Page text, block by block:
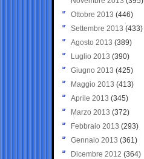
Ottobre 2013 (446)
Settembre 2013 (433)
Agosto 2013 (389)
Luglio 2013 (390)
Giugno 2013 (425)
Maggio 2013 (413)
Aprile 2013 (345)
Marzo 2013 (372)
Febbraio 2013 (293)
Gennaio 2013 (361)
Dicembre 2012 (364)